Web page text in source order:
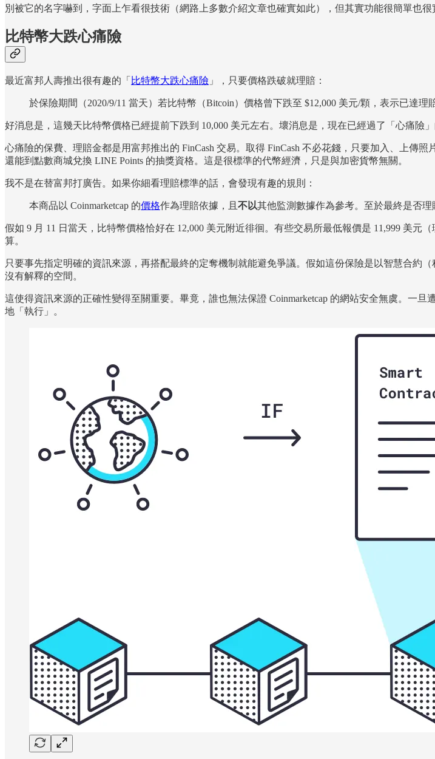
別被它的名字嚇到，字面上乍看很技術（網路上多數介紹文章也確實如此），但其實功能很簡單也很
比特幣大跌心痛險
最近富邦人壽推出很有趣的「 比特幣大跌心痛險 」，只要價格跌破就理賠：
於保險期間（2020/9/11 當天）若比特幣（Bitcoin）價格曾下跌至 $12,000 美元/顆，表示已達
好消息是，這幾天比特幣價格已經提前下跌到 10,000 美元左右。壞消息是，現在已經過了「心痛險
心痛險的保費、理賠金都是用富邦推出的 FinCash 交易。取得 FinCash 不必花錢，只要加入、上傳
還能到點數商城兌換 LINE Points 的抽獎資格。這是很標準的代幣經濟，只是與加密貨幣無關。
我不是在替富邦打廣告。如果你細看理賠標準的話，會發現有趣的規則：
本商品以 Coinmarketcap 的價格作為理賠依據，且 不以其他監測數據作為參考。至於最終是否
假如 9 月 11 日當天，比特幣價格恰好在 12,000 美元附近徘徊。有些交易所最低報價是 11,999 美元
算。
只要事先指定明確的資訊來源，再搭配最終的定奪機制就能避免爭議。假如這份保險是以智慧合約
沒有解釋的空間。
這使得資訊來源的正確性變得至關重要。畢竟，誰也無法保證 Coinmarketcap 的網站安全無虞。一
地「執行」。